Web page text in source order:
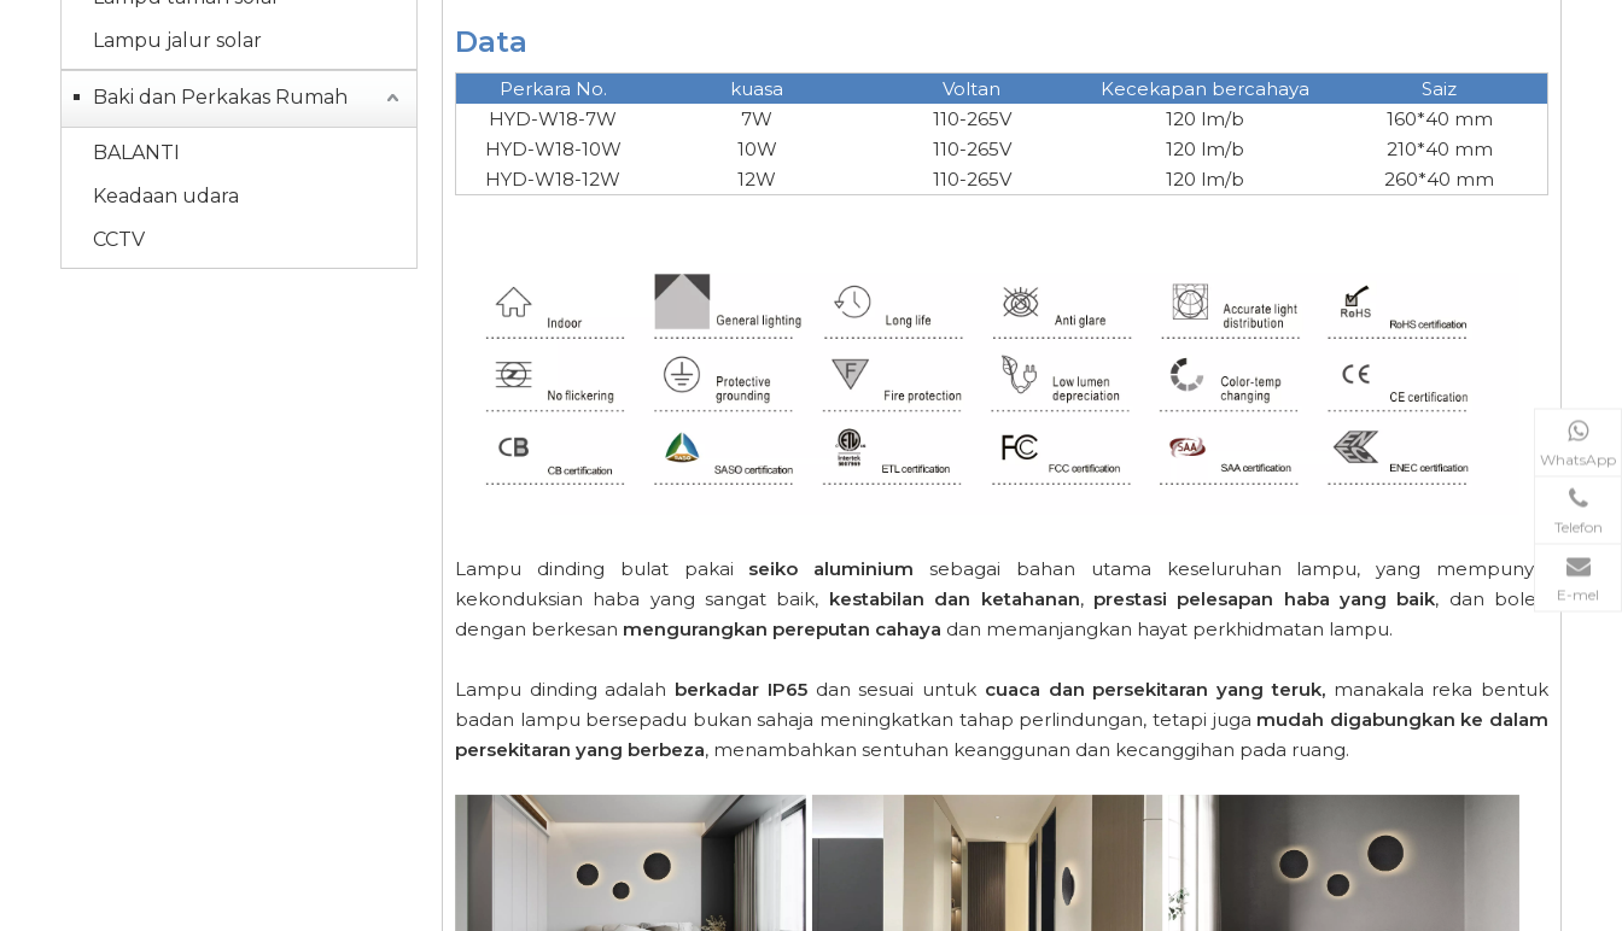
Lampu jalur solar
Baki dan Perkakas Rumah
BALANTI
Keadaan udara
CCTV
Data
Perkara No. kuasa Voltan Kecekapan bercahaya
Saiz
HYD-W18-7W
7W 110-265V 120 lm/b
160*40 mm
HYD-W18-10W
10W 110-265V 120 lm/b
210*40 mm
HYD-W18-12W
12W 110-265V 120 lm/b 260*40 mm
Lampu dinding bulat pakai seiko aluminium sebagai bahan utama keseluruhan lampu, yang mempunyai
kekonduksian haba yang sangat baik, kestabilan dan ketahanan, prestasi pelesapan haba yang baik, dan boleh
dengan berkesan mengurangkan pereputan cahaya dan memanjangkan hayat perkhidmatan lampu.
Lampu dinding adalah berkadar IP65dan sesuai untuk cuaca dan persekitaran yang teruk,manakala reka bentuk
badan lampu bersepadu bukan sahaja meningkatkan tahap perlindungan, tetapi juga mudah digabungkan ke dalam
persekitaran yang berbeza, menambahkan sentuhan keanggunan dan kecanggihan pada ruang.
WhatsApp
Telefon
E-mel